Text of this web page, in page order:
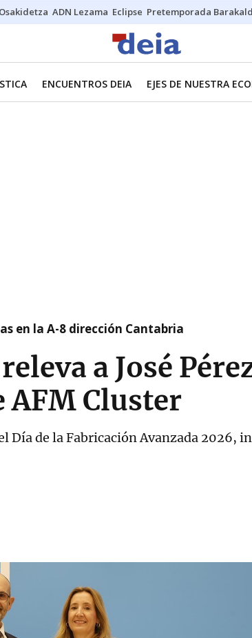
ADN Lezama Eclipse Pretemporada
ENCUENTROS DEIA EJES DE NUESTRA
en la A-8 dirección Cantabria
a José
AFM Cluster
Día de la Fabricación Avanzada 2026,